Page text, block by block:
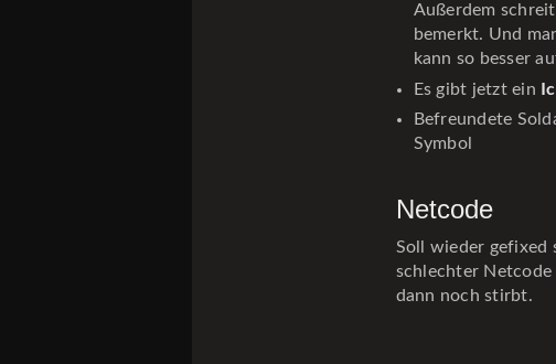
Außerdem
bemerkt. Und
kann so besser
Es gibt jetzt ein
Befreundete
Symbol
Netcode
Soll wieder gefixed
schlechter
dann noch stirbt.